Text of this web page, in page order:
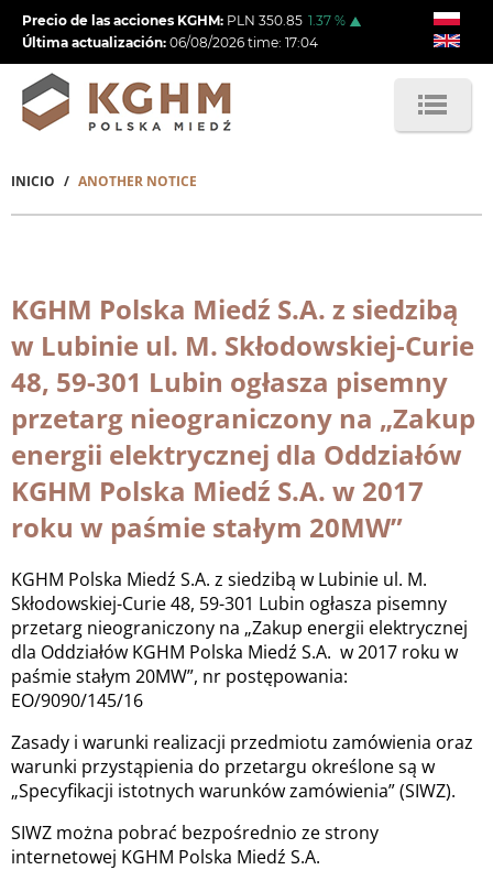
Pasar
contenido
principal
Precio de las acciones KGHM: PLN 350.85 1.37 %
Última actualización: 06/08/2026 time: 17:04
Sobrescribir
ayuda
a
la
navegación
INICIO ANOTHER NOTICE
KGHM Polska Miedź S.A. z siedzibą
w Lubinie ul. M. Skłodowskiej-Curie
48, 59-301 Lubin ogłasza pisemny
przetarg nieograniczony na „Zakup
energii elektrycznej dla Oddziałów
KGHM Polska Miedź S.A. w 2017
roku w paśmie stałym 20MW”
KGHM Polska Miedź S.A. z siedzibą w Lubinie ul. M.
Skłodowskiej-Curie 48, 59-301 Lubin ogłasza pisemny
przetarg nieograniczony na „Zakup energii elektrycznej
dla Oddziałów KGHM Polska Miedź S.A. w 2017 roku w
paśmie stałym 20MW”, nr postępowania:
EO/9090/145/16
Zasady i warunki realizacji przedmiotu zamówienia oraz
warunki przystąpienia do przetargu określone są w
„Specyfikacji istotnych warunków zamówienia” (SIWZ).
SIWZ można pobrać bezpośrednio ze strony
internetowej KGHM Polska Miedź S.A.